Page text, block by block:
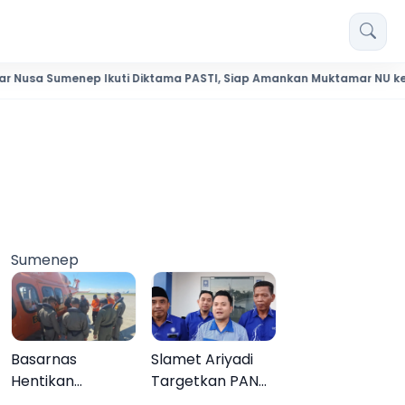
Ikuti Diktama PASTI, Siap Amankan Muktamar NU ke-35
Sumenep
Basarnas
Hentikan
Slamet Ariyadi
Targetkan PAN